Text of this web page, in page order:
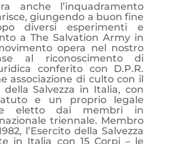
anche l’inquadramento
giungendo a buon fine
diversi esperimenti e
a The Salvation Army in
opera nel nostro
al riconoscimento di
conferito con D.P.R.
associazione di culto con il
Salvezza in Italia, con
e un proprio legale
eletto dai membri in
triennale. Membro
l’Esercito della Salvezza
in Italia con 15 Corpi – le